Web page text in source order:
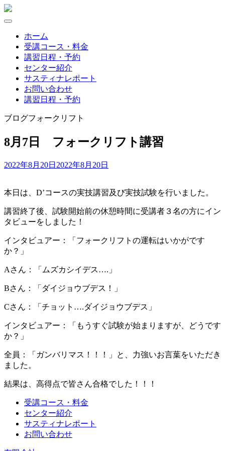
Skip
ホーム
受講コース・料金
講習日程・予約
センター紹介
サスティナレポート
お問い合わせ
講習日程・予約
ブログフォークリフト
8月7日 フォークリフト講習
2022年8月20日 2022年8月20日
本日は、D’コースの実技講習及び実技試験を行いました。
講習終了後、試験開始前の休憩時間に受講者３名の方にイン
タビューをしました！
インタビュアー：「フォークリフトの運転はいかがです
か？」
Aさん：「ムズカシイデス….」
Bさん：「ダイジョウブデス！」
Cさん：「チョット….ダイジョウブデス」
インタビュアー：「もうすぐ試験が始まりますが、どうです
か？」
全員：「ガンバリマス！！！」と、力強いお言葉をいただき
ました。
結果は、高得点で皆さん合格でした！！！
受講コース・料金
センター紹介
サスティナレポート
お問い合わせ